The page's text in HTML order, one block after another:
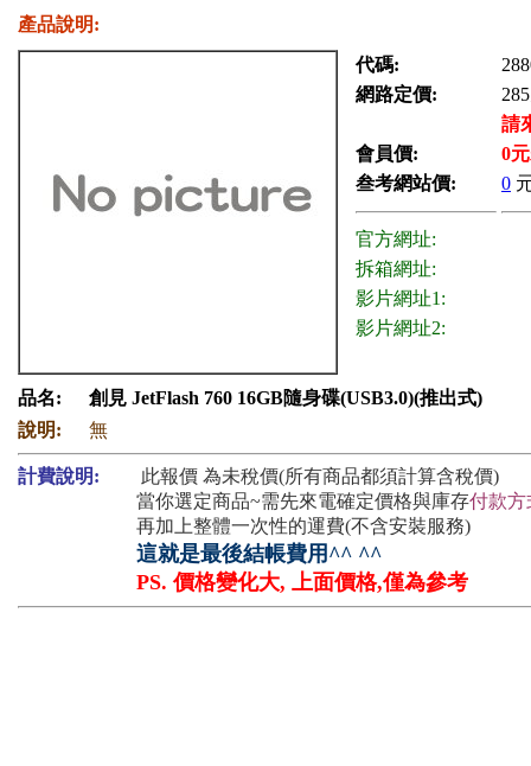
產品說明:
代碼:
網路定價:
285
請
會員價:
0
叁考網站價:
0
官方網址:
拆箱網址:
影片網址1:
影片網址2:
品名:
創見 JetFlash 760 16GB隨身碟(USB3.0)(推出式)
說明:
無
計費說明:
此報價 為未稅價(所有商品都須計算含稅價)
當你選定商品~需先來電確定價格與庫存付款方
再加上整體一次性的運費(不含安裝服務)
這就是最後結帳費用^^ ^^
PS. 價格變化大, 上面價格,僅為參考